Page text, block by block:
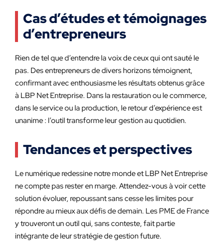
Cas d’études et témoignages
d’entrepreneurs
Rien de tel que d’entendre la voix de ceux qui ont sauté le
pas. Des entrepreneurs de divers horizons témoignent,
confirmant avec enthousiasme les résultats obtenus grâce
à LBP Net Entreprise. Dans la restauration ou le commerce,
dans le service ou la production, le retour d’expérience est
unanime : l’outil transforme leur gestion au quotidien.
Tendances et perspectives
Le numérique redessine notre monde et LBP Net Entreprise
ne compte pas rester en marge. Attendez-vous à voir cette
solution évoluer, repoussant sans cesse les limites pour
répondre au mieux aux défis de demain. Les PME de France
y trouveront un outil qui, sans conteste, fait partie
intégrante de leur stratégie de gestion future.